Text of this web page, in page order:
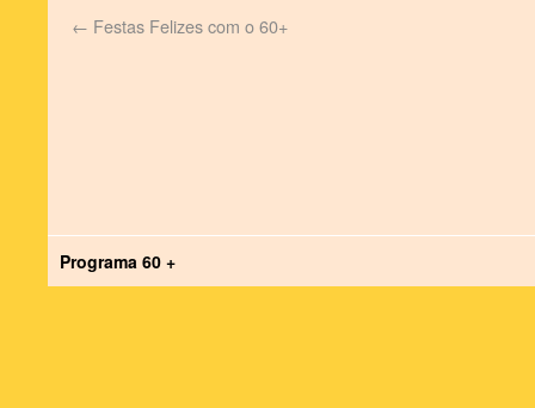
← Festas Felizes com o 60+
Programa 60 +